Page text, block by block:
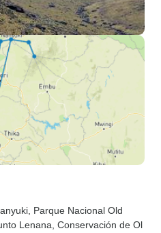
, Parque Nacional Old
Lenana , Conservación de Ol